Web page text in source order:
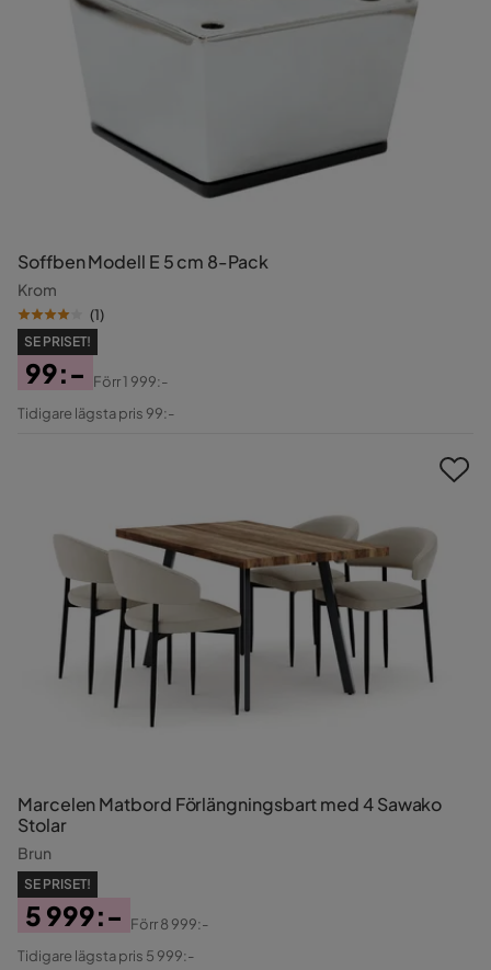
Soffben Modell E 5 cm 8-Pack
Krom
(1)
SE PRISET!
Pris
99:-
Original
Förr1 999:-
Tidigare lägsta pris 99:-
Marcelen Matbord Förlängningsbart med 4 Sawako
Stolar
Brun
SE PRISET!
Pris
5 999:-
Original
Förr8 999:-
Tidigare lägsta pris 5 999:-